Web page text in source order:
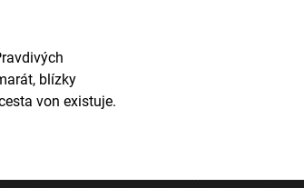
blízky
von existuje.